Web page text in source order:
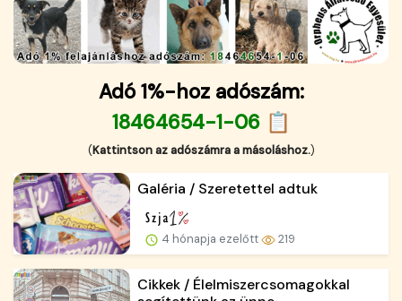
Adó 1%-hoz adószám:
18464654-1-06 📋
(Kattintson az adószámra a másoláshoz.)
Galéria / Szeretettel adtuk
4 hónapja ezelőtt 219
Cikkek / Élelmiszercsomagokkal